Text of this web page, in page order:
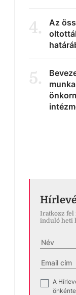
4.
Az
5.
Iratkozz fel
induló heti
✓
A